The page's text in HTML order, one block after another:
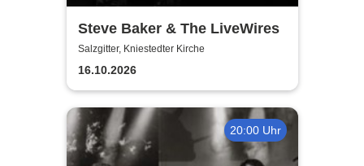
Steve Baker & The LiveWires
Salzgitter, Kniestedter Kirche
16.10.2026
20:00 Uhr